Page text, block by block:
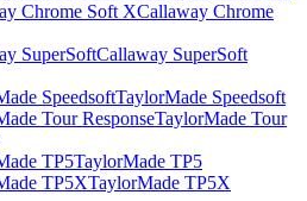
Callaway Chrome
Callaway SuperSoft
TaylorMade Speedsoft
TaylorMade Tour
TaylorMade TP5
TaylorMade TP5X